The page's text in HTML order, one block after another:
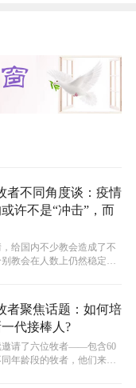
者不同角度谈：疫情
许不是“冲击”，而
给国内不少教会造成了不
教会在人数上仍然稳定增
者聚焦话题：如何培
代接棒人?
邀请了六位牧者——包含60
年龄段的牧者，他们来自